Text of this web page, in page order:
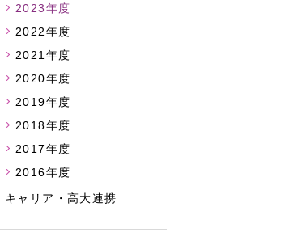
2023年度
2022年度
2021年度
2020年度
2019年度
2018年度
2017年度
2016年度
キャリア・高大連携